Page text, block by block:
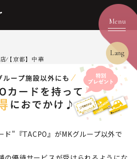
Lang
【京都】中華
ド"『TACPO』がMKグループ以外で